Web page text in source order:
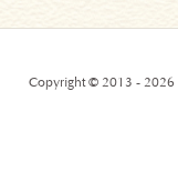
Copyright © 2013 - 2026